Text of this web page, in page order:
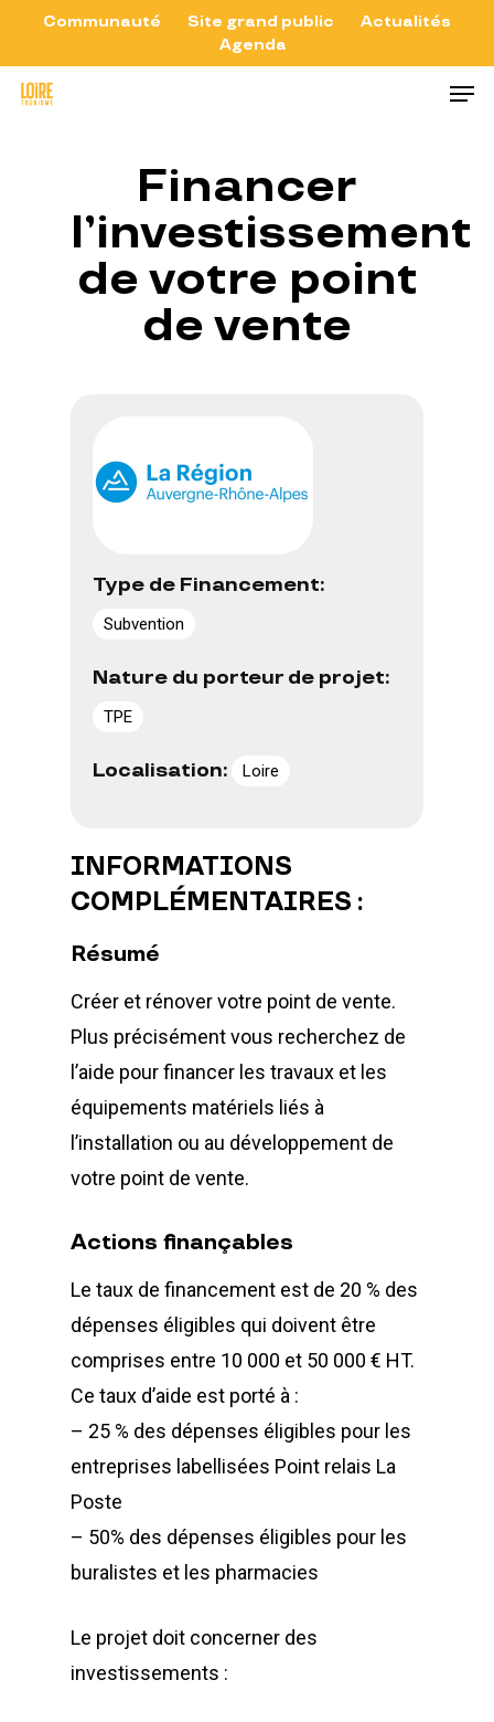
main
Communauté Site grand public
Actualités
Agenda
Financer
l’investissement
de votre point
de vente
Type de Financement:
Subvention
Nature du porteur de projet:
TPE
Localisation: Loire
INFORMATIONS
COMPLÉMENTAIRES :
Résumé
Créer et rénover votre point de vente.
Plus précisément vous recherchez de
l’aide pour financer les travaux et les
équipements matériels liés à
l’installation ou au développement de
votre point de vente.
Actions finançables
Le taux de financement est de 20 % des
dépenses éligibles qui doivent être
comprises entre 10 000 et 50 000 € HT.
Ce taux d’aide est porté à :
– 25 % des dépenses éligibles pour les
entreprises labellisées Point relais La
Poste
– 50% des dépenses éligibles pour les
buralistes et les pharmacies
Le projet doit concerner des
investissements :
Close
Menu